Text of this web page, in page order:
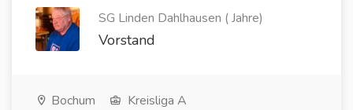
SG Linden Dahlhausen ( Jahre)
Vorstand
Bochum Kreisliga A